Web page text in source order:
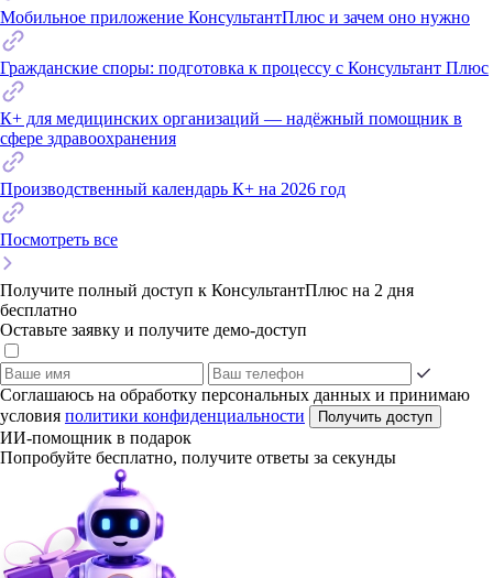
Мобильное приложение КонсультантПлюс и зачем оно нужно
Гражданские споры: подготовка к процессу с Консультант Плюс
К+ для медицинских организаций — надёжный помощник в
сфере здравоохранения
Производственный календарь К+ на 2026 год
Посмотреть все
Получите полный доступ к КонсультантПлюс на 2 дня
бесплатно
Оставьте заявку и получите демо-доступ
Соглашаюсь на обработку персональных данных и принимаю
условия политики конфиденциальности Получить доступ
ИИ-помощник в подарок
Попробуйте бесплатно, получите ответы за секунды